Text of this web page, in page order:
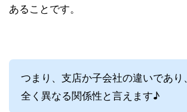
あることです。
つまり、支店か子会社の違いであり、
全く異なる関係性と言えます♪